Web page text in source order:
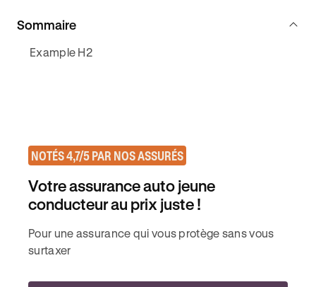
Sommaire
Example H2
NOTÉS 4,7/5 PAR NOS ASSURÉS
Votre assurance auto jeune
conducteur au prix juste !
Pour une assurance qui vous protège sans vous
surtaxer